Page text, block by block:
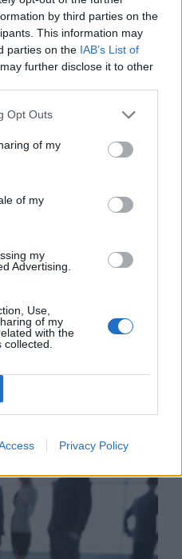
by third parties on the
This information may
parties on the IAB’s List of
further disclose it to other
Opt Outs
of my
of my
my
Advertising.
Use,
of my
with the
Privacy Policy
|
Στο τελικό στάδιο
σιδηροτροχιών
2 και 3 - Το έργο
5 μήνες νωρίτερα
το καθεστώς της
του Αναπτυξιακού Νόμου
1.500 έλεγχοι σε
|10:58